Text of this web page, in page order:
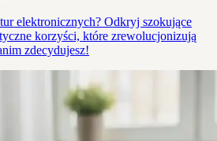
elektronicznych? Odkryj szokujące
korzyści, które zrewolucjonizują
zdecydujesz!